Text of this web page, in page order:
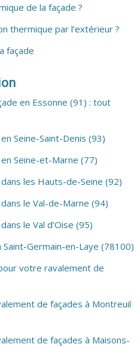
de la façade ?
thermique par l’extérieur ?
façade
en Essonne (91) : tout
Seine-Saint-Denis (93)
Seine-et-Marne (77)
les Hauts-de-Seine (92)
le Val-de-Marne (94)
le Val d’Oise (95)
Germain-en-Laye (78100)
votre ravalement de
de façades à Montreuil
de façades à Maisons-